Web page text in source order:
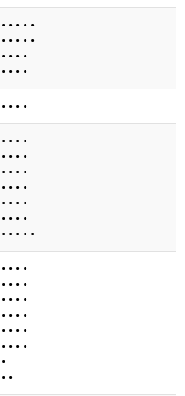
• • • • •
• • • • •
• • • •
• • • •
• • • •
• • • •
• • • •
• • • •
• • • •
• • • •
• • • •
• • • • •
• • • •
• • • •
• • • •
• • • •
• • • •
• • • •
•
• •